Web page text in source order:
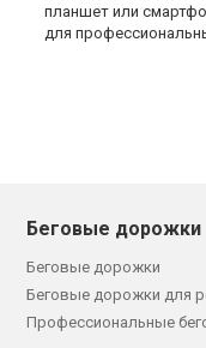
планшет или
для
Беговые дорожки
Беговые дорожки
Беговые дорожки для
Профессиональные